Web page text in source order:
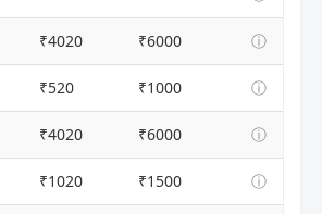
₹4020 ₹6000 ⓘ
₹520 ₹1000 ⓘ
₹4020 ₹6000 ⓘ
₹1020 ₹1500 ⓘ